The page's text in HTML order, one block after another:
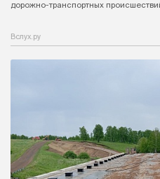
дорожно-транспортных
Вслух.ру